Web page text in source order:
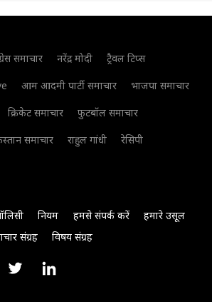
समाचार नरेंद्र मोदी
ट्रैवल टिप्स
आम आदमी पार्टी समाचार
भाजपा समाचार
क्रिकेट समाचार
फुटबॉल समाचार
समाचार राहुल गांधी
रेसिपी
नियम हमसे संपर्क करें
हमारे उसूल
संग्रह विषय संग्रह